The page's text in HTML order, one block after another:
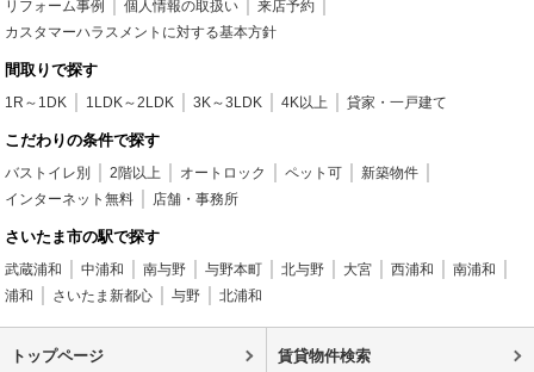
リフォーム事例
個人情報の取扱い
来店予約
カスタマーハラスメントに対する基本方針
間取りで探す
1R～1DK 1LDK～2LDK 3K～3LDK 4K以上 貸家・一戸建て
こだわりの条件で探す
バストイレ別 2階以上 オートロック ペット可
新築物件
インターネット無料
店舗・事務所
さいたま市の駅で探す
武蔵浦和 中浦和 南与野 与野本町 北与野 大宮 西浦和
南浦和
浦和
さいたま新都心 与野 北浦和
トップページ 賃貸物件検索